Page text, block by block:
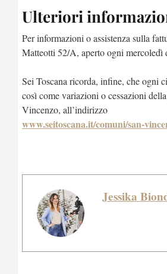
Ulteriori
Per informazioni o assistenza sulla
Matteotti 52/A, aperto ogni mercoledì
Sei Toscana ricorda, infine, che ogni
così come variazioni o cessazioni
Vincenzo, all’indirizzo
www.seitoscana.it/comuni/san-
Jessika